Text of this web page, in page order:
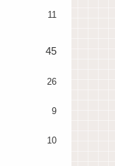
11
45
26
9
10